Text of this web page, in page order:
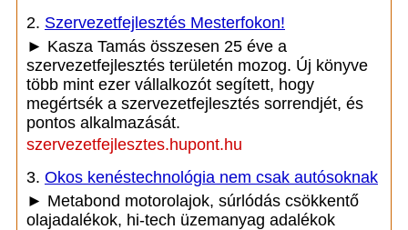
2. Szervezetfejlesztés Mesterfokon!
► Kasza Tamás összesen 25 éve a
szervezetfejlesztés területén mozog. Új könyve
több mint ezer vállalkozót segített, hogy
megértsék a szervezetfejlesztés sorrendjét, és
pontos alkalmazását.
szervezetfejlesztes.hupont.hu
3. Okos kenéstechnológia nem csak autósoknak
► Metabond motorolajok, súrlódás csökkentő
olajadalékok, hi-tech üzemanyag adalékok